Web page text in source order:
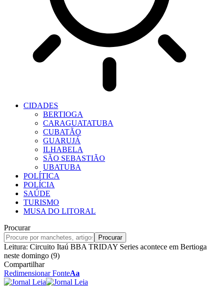
CIDADES
BERTIOGA
CARAGUATATUBA
CUBATÃO
GUARUJÁ
ILHABELA
SÃO SEBASTIÃO
UBATUBA
POLÍTICA
POLÍCIA
SAÚDE
TURISMO
MUSA DO LITORAL
Procurar
Leitura: Circuito Itaú BBA TRIDAY Series acontece em Bertioga
neste domingo (9)
Compartilhar
Redimensionar FonteAa